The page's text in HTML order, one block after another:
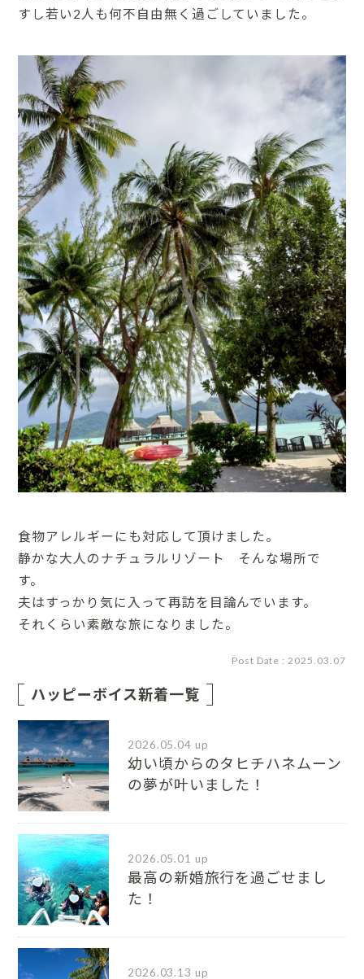
すし若い2人も何不自由無く過ごしていました。
食物アレルギーにも対応して頂けました。
静かな大人のナチュラルリゾート そんな場所で
す。
夫はすっかり気に入って再訪を目論んでいます。
それくらい素敵な旅になりました。
Post Date : 2025.03.07
ハッピーボイス新着一覧
2026.05.04 up
幼い頃からのタヒチハネムーン
の夢が叶いました！
2026.05.01 up
最高の新婚旅行を過ごせまし
た！
2026.03.13 up